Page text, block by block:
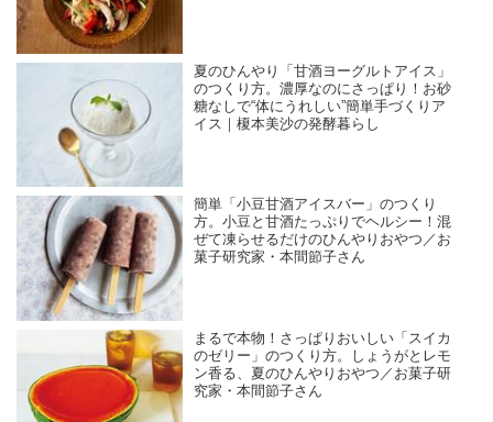
夏のひんやり「甘酒ヨーグルトアイス」
のつくり方。濃厚なのにさっぱり！お砂
糖なしで“体にうれしい”簡単手づくりア
イス｜榎本美沙の発酵暮らし
簡単「小豆甘酒アイスバー」のつくり
方。小豆と甘酒たっぷりでヘルシー！混
ぜて凍らせるだけのひんやりおやつ／お
菓子研究家・本間節子さん
まるで本物！さっぱりおいしい「スイカ
のゼリー」のつくり方。しょうがとレモ
ン香る、夏のひんやりおやつ／お菓子研
究家・本間節子さん